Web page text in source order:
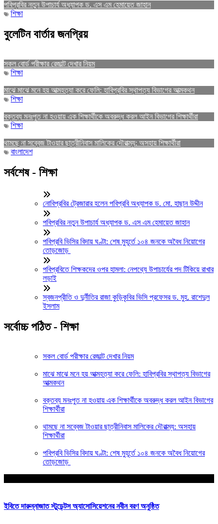
পবিপ্রবির নতুন উপাচার্য অধ্যাপক ড. এস এম হেমায়েত জাহান
শিক্ষা
বুলেটিন বার্তার জনপ্রিয়
সকল বোর্ড পরীক্ষার রেজাল্ট দেখার নিয়ম
শিক্ষা
মাঝে মাঝে মনে হয় আত্মহত্যা করে ফেলি: হাবিপ্রবির স্থাপত্য বিভাগের আত্মকথন
শিক্ষা
বক্তব্য মনঃপুত না হওয়ায় এক শিক্ষার্থীকে অবরুদ্ধ করল আইন বিভাগের শিক্ষার্থীরা
শিক্ষা
থামছে না সব্বেজ টাওয়ার ছাত্রীনিবাস মালিকের দৌরাত্ম্য: অসহায় শিক্ষার্থীরা
বাংলাদেশ
সর্বশেষ - শিক্ষা
নোবিপ্রবির ট্রেজারার হলেন পবিপ্রবি অধ্যাপক ড. মো. হাছান উদ্দীন
পবিপ্রবির নতুন উপাচার্য অধ্যাপক ড. এস এম হেমায়েত জাহান
পবিপ্রবি ভিসির বিদায় ঘণ্টা: শেষ মুহূর্তে ১০৪ জনকে অবৈধ নিয়োগের
তোড়জোড়
পবিপ্রবিতে শিক্ষকদের ওপর হামলা: নেপথ্যে উপাচার্যের পদ টিকিয়ে রাখার
লড়াই
স্বজনপ্রীতি ও দুর্নীতির রাজা কুড়িকৃবির ভিসি প্রফেসর ড. মুহ. রাশেদুল
ইসলাম
সর্বোচ্চ পঠিত - শিক্ষা
সকল বোর্ড পরীক্ষার রেজাল্ট দেখার নিয়ম
মাঝে মাঝে মনে হয় আত্মহত্যা করে ফেলি: হাবিপ্রবির স্থাপত্য বিভাগের
আত্মকথন
বক্তব্য মনঃপুত না হওয়ায় এক শিক্ষার্থীকে অবরুদ্ধ করল আইন বিভাগের
শিক্ষার্থীরা
থামছে না সব্বেজ টাওয়ার ছাত্রীনিবাস মালিকের দৌরাত্ম্য: অসহায়
শিক্ষার্থীরা
পবিপ্রবি ভিসির বিদায় ঘণ্টা: শেষ মুহূর্তে ১০৪ জনকে অবৈধ নিয়োগের
তোড়জোড়
ইবিতে দারুন্নাজাত স্টুডেন্টস অ্যাসোসিয়েশনের নবীন বরণ অনুষ্ঠিত